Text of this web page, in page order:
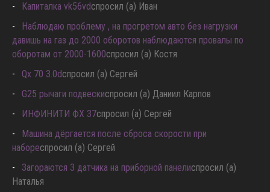
Капиталка vk56vdспросил (а) Иван
Наблюдаю проблему , на прогретом авто без нагрузки
давишь на газ до 2000 оборотов наблюдаются провалы по
оборотам от 2000-1600спросил (а) Костя
Qx 70 3.0dспросил (а) Сергей
G25 рычаги подвескиспросил (а) Даниил Карпов
ИНФИНИТИ ФХ 37спросил (а) Сергей
Машина дёргается после сброса скорости при
набореспросил (а) Сергей
Загораются 3 датчика на приборной панелиспросил (а)
Наталья